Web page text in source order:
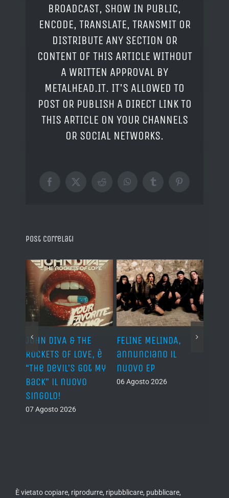
BROADCAST, SHOW IN PUBLIC,
ENCODE, TRANSLATE, TRANSMIT OR
DISTRIBUTE ANY SECTION OR
CONTENT OF THIS ARTICLE WITHOUT
A WRITTEN APPROVAL BY
METALHEAD.IT. IT'S ALLOWED TO
POST OR PUBLISH A DIRECT LINK TO
THIS ARTICLE ON YOUR CHANNELS
OR SOCIAL NETWORKS.
Facebook
X RedditWhatsAppTumblrPinterest
Post correlati
JOHN DIVA & THE
ROCKETS OF LOVE, è
“The Devil’s Got My
Back” il nuovo
singolo!
07 Agosto 2026
FELINE MELINDA,
annunciano il
nuovo EP
06 Agosto 2026
È vietato copiare, riprodurre, ripubblicare, pubblicare,